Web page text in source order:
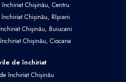
închiriat Chișinău, Centru
Chișinău, Rîșcani
Chișinău, Buiucani
Chișinău, Ciocana
de închiriat
închiriat Chișinău